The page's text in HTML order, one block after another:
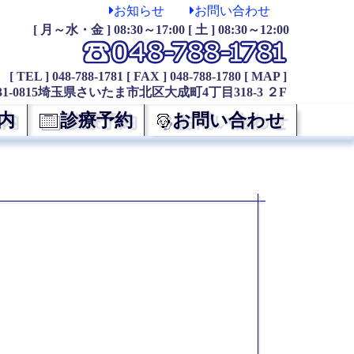
お知らせ
お問い合わせ
[ 月～水・金 ] 08:30～17:00 [ 土 ] 08:30～12:00
[ TEL ] 048-788-1781 [ FAX ] 048-788-1780 [ MAP ]
0815埼玉県さいたま市北区大成町4丁目318-3 ２F
診療予約 お問い合わせ